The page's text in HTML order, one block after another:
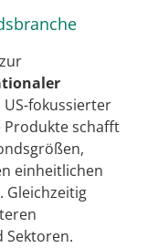
fokussierter
Produkte schafft
einheitlichen
Gleichzeitig
Sektoren.